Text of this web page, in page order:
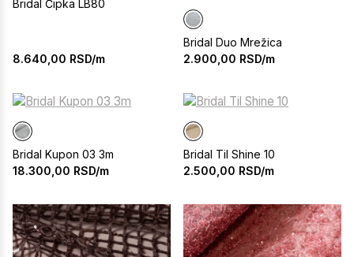
Bridal Čipka LB80
8.640,00 RSD/m
Bridal Duo Mrežica
2.900,00 RSD/m
Bridal Kupon 03 3m
18.300,00 RSD/m
Bridal Til Shine 10
2.500,00 RSD/m